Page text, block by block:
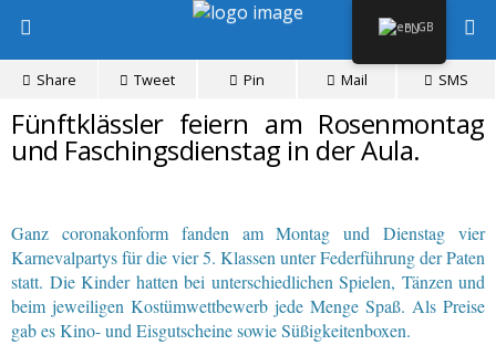
Share Tweet Pin Mail SMS
Fünftklässler feiern am Rosenmontag
und Faschingsdienstag in der Aula.
Ganz coronakonform fanden am Montag und Dienstag vier
Karnevalpartys für die vier 5. Klassen unter Federführung der Paten
statt. Die Kinder hatten bei unterschiedlichen Spielen, Tänzen und
beim jeweiligen Kostümwettbewerb jede Menge Spaß. Als Preise
gab es Kino- und Eisgutscheine sowie Süßigkeitenboxen.
EN